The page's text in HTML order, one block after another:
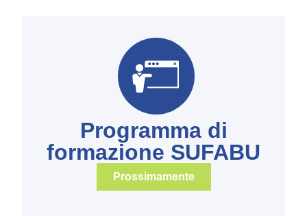
Programma di
formazione SUFABU
Prossimamente